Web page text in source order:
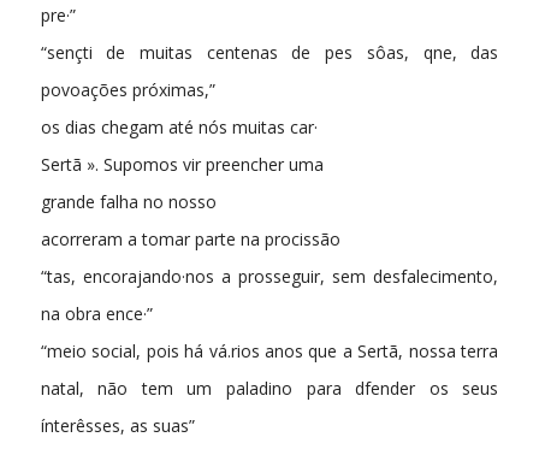
pre·”
“sençti de muitas centenas de pes­ sôas, qne, das
povoações próximas,”
os dias chegam até nós muitas car·
Sertã ». Supomos vir preencher uma
grande falha no nosso
acorreram a tomar parte na procissão
“tas, encorajando·nos a prosseguir, sem desfalecimento,
na obra ence·”
“meio social, pois há vá.rios anos que a Sertã, nossa terra
natal, não tem um paladino para dfender os seus
ínterêsses, as suas”